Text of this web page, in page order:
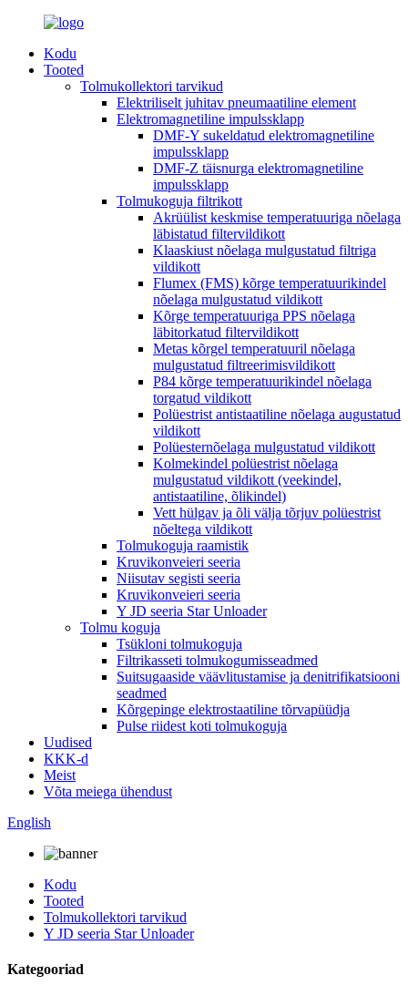
Kodu
Tooted
Tolmukollektori tarvikud
Elektriliselt juhitav pneumaatiline element
Elektromagnetiline impulssklapp
DMF-Y sukeldatud elektromagnetiline
impulssklapp
DMF-Z täisnurga elektromagnetiline
impulssklapp
Tolmukoguja filtrikott
Akrüülist keskmise temperatuuriga nõelaga
läbistatud filtervildikott
Klaaskiust nõelaga mulgustatud filtriga
vildikott
Flumex (FMS) kõrge temperatuurikindel
nõelaga mulgustatud vildikott
Kõrge temperatuuriga PPS nõelaga
läbitorkatud filtervildikott
Metas kõrgel temperatuuril nõelaga
mulgustatud filtreerimisvildikott
P84 kõrge temperatuurikindel nõelaga
torgatud vildikott
Polüestrist antistaatiline nõelaga augustatud
vildikott
Polüesternõelaga mulgustatud vildikott
Kolmekindel polüestrist nõelaga
mulgustatud vildikott (veekindel,
antistaatiline, õlikindel)
Vett hülgav ja õli välja tõrjuv polüestrist
nõeltega vildikott
Tolmukoguja raamistik
Kruvikonveieri seeria
Niisutav segisti seeria
Kruvikonveieri seeria
Y JD seeria Star Unloader
Tolmu koguja
Tsükloni tolmukoguja
Filtrikasseti tolmukogumisseadmed
Suitsugaaside väävlitustamise ja denitrifikatsiooni
seadmed
Kõrgepinge elektrostaatiline tõrvapüüdja
Pulse riidest koti tolmukoguja
Uudised
KKK-d
Meist
Võta meiega ühendust
English
Kodu
Tooted
Tolmukollektori tarvikud
Y JD seeria Star Unloader
Kategooriad